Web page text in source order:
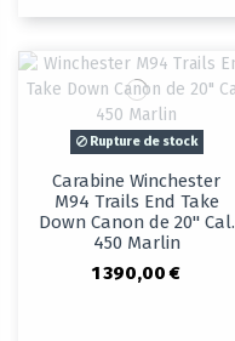
Rupture de stock
Carabine Winchester
M94 Trails End Take
Down Canon de 20" Cal.
450 Marlin
1 390,00 €